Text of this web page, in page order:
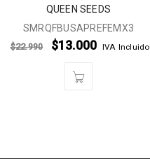
QUEEN SEEDS
SMRQFBUSAPREFEMX3
$22.990 $13.000 IVA Incluido